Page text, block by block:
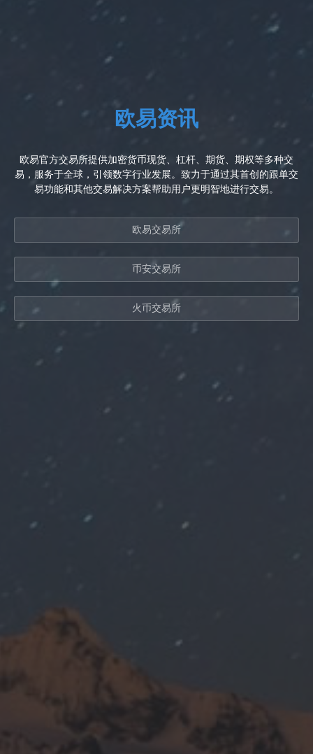
欧易资讯
欧易官方交易所提供加密货币现货、杠杆、期货、期权等多种交
易，服务于全球，引领数字行业发展。致力于通过其首创的跟单交
易功能和其他交易解决方案帮助用户更明智地进行交易。
欧易交易所
币安交易所
火币交易所